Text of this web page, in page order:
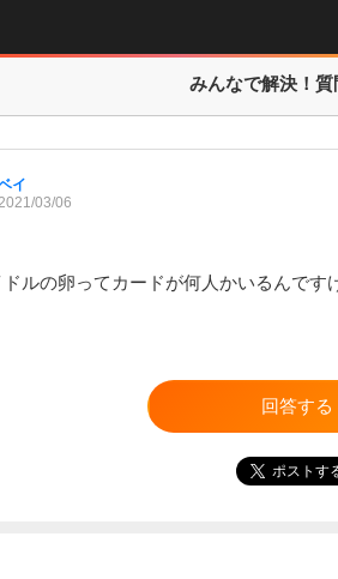
みんなで解決！ 質
イ
03/06
ルの卵ってカードが何人かいるんです
回答する
ポストす